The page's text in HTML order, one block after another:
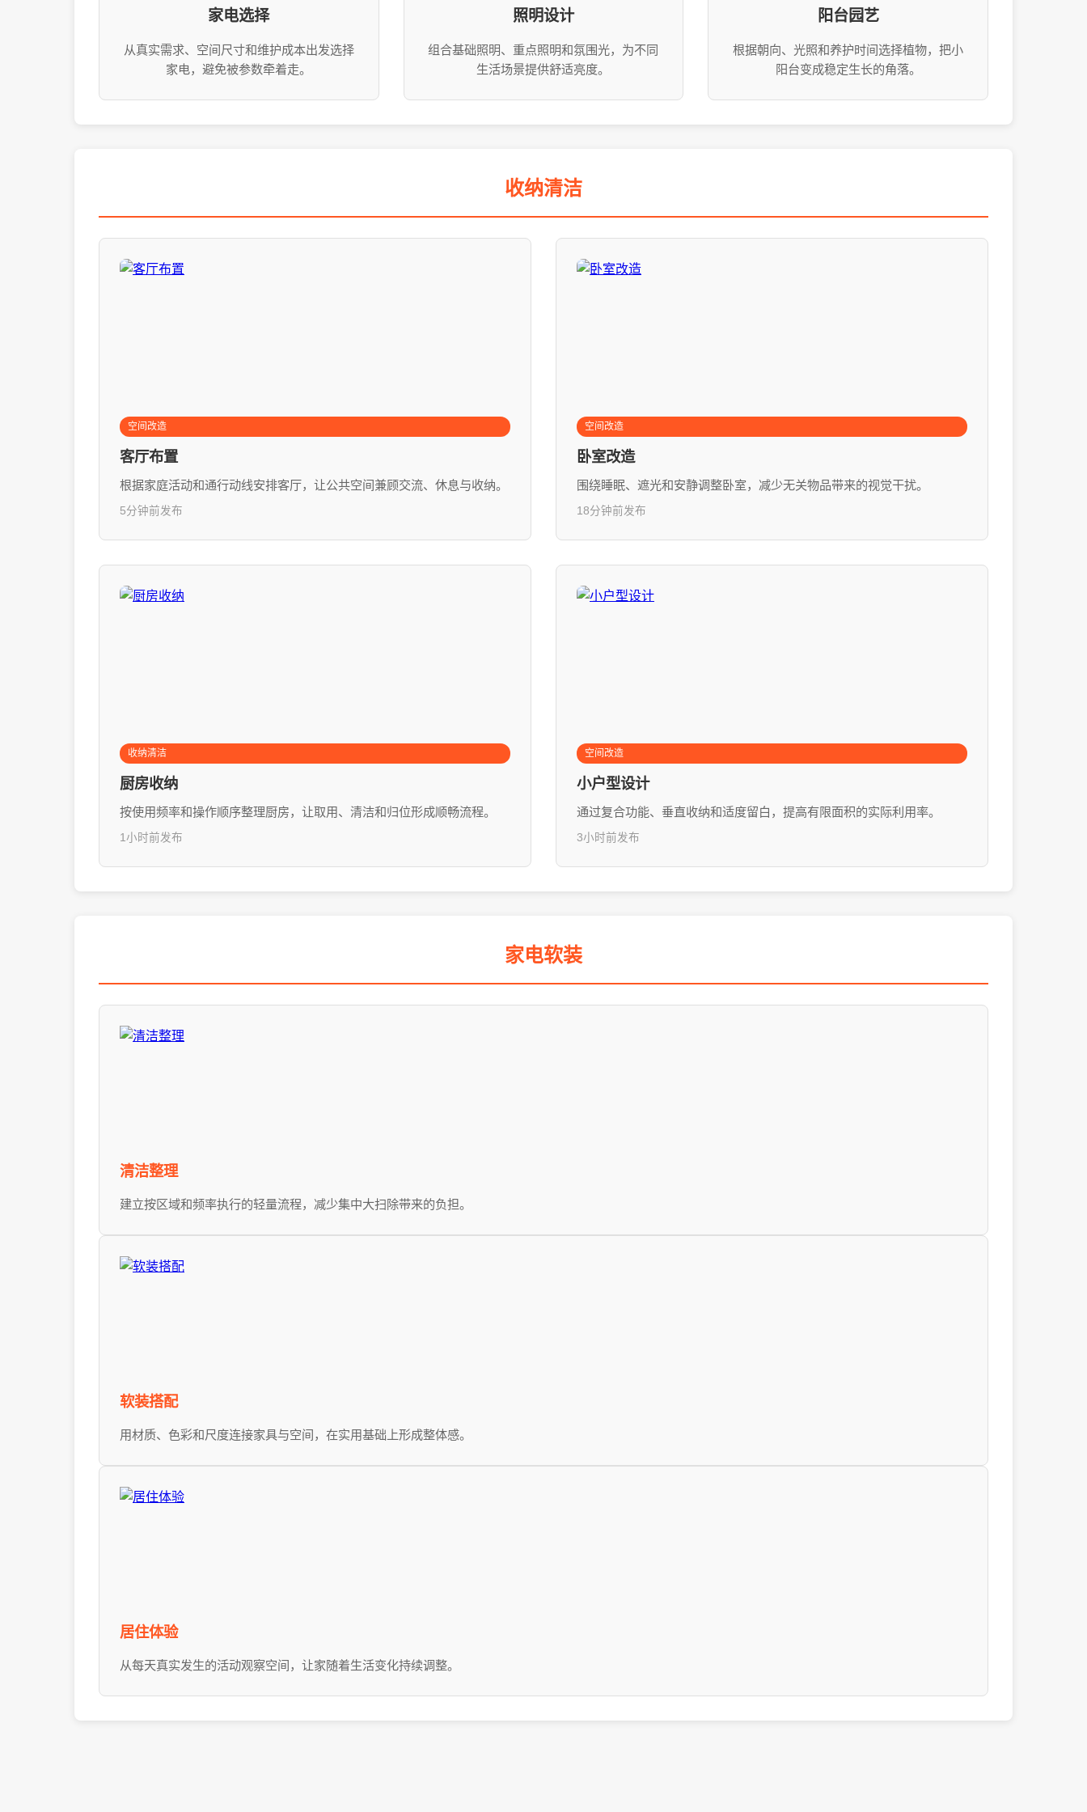
家电选择
从真实需求、空间尺寸和维护成本出发选择
家电，避免被参数牵着走。
照明设计
组合基础照明、重点照明和氛围光，为不同
生活场景提供舒适亮度。
阳台园艺
根据朝向、光照和养护时间选择植物，把小
阳台变成稳定生长的角落。
收纳清洁
空间改造
客厅布置
根据家庭活动和通行动线安排客厅，让公共空间兼顾交流、休息与收纳。
5分钟前发布
空间改造
卧室改造
围绕睡眠、遮光和安静调整卧室，减少无关物品带来的视觉干扰。
18分钟前发布
收纳清洁
厨房收纳
按使用频率和操作顺序整理厨房，让取用、清洁和归位形成顺畅流程。
1小时前发布
空间改造
小户型设计
通过复合功能、垂直收纳和适度留白，提高有限面积的实际利用率。
3小时前发布
家电软装
清洁整理
建立按区域和频率执行的轻量流程，减少集中大扫除带来的负担。
软装搭配
用材质、色彩和尺度连接家具与空间，在实用基础上形成整体感。
居住体验
从每天真实发生的活动观察空间，让家随着生活变化持续调整。